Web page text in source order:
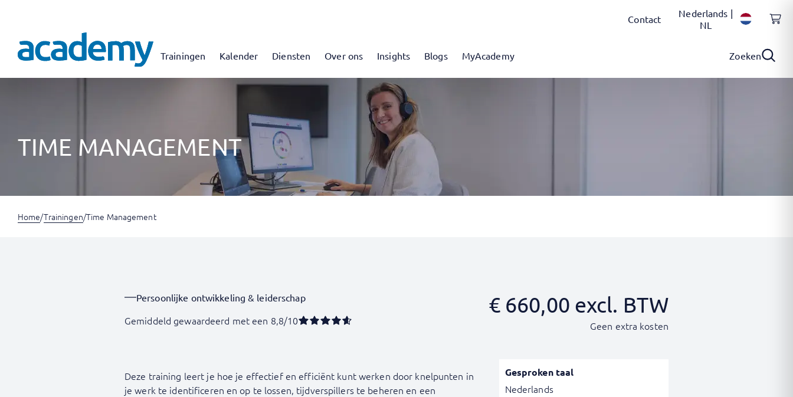
Contact
Nederlands |
NL
Trainingen Kalender Diensten Over ons Insights Blogs MyAcademy Zoeken
TIME MANAGEMENT
Home/Trainingen/Time Management
Persoonlijke ontwikkeling & leiderschap
Gemiddeld gewaardeerd met een 8,8/10
€660,00 excl. BTW
Geen extra kosten
Deze training leert je hoe je effectief en efficiënt kunt werken door knelpunten in
je werk te identificeren en op te lossen, tijdverspillers te beheren en een
Gesproken taal
Nederlands